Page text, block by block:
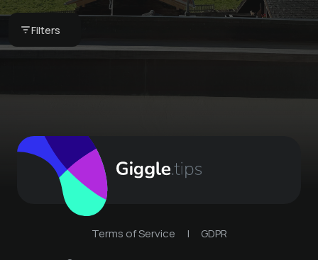
Filters
our breakfast basket
CHF 75 -Bergkultur -
Ferienwohnungen
Globi set
Ferienwohnungen
Terms of Service |
GDPR